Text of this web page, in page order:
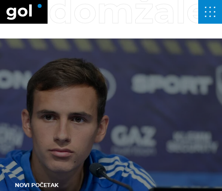
domžale
NOVI POČETAK